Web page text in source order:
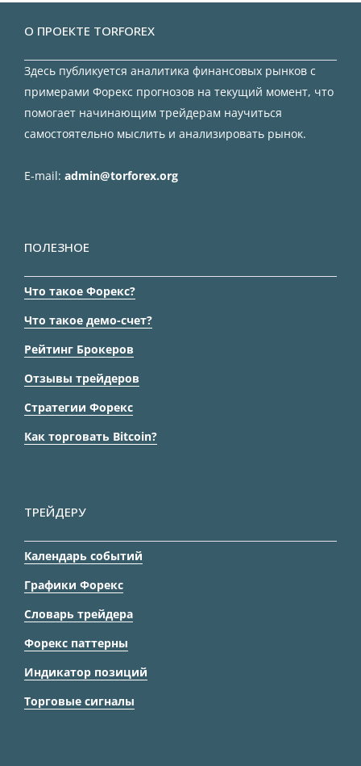
О ПРОЕКТЕ TORFOREX
Здесь публикуется аналитика финансовых рынков с
примерами Форекс прогнозов на текущий момент, что
помогает начинающим трейдерам научиться
самостоятельно мыслить и анализировать рынок.
E-mail: admin@torforex.org
ПОЛЕЗНОЕ
Что такое Форекс?
Что такое демо-счет?
Рейтинг Брокеров
Отзывы трейдеров
Стратегии Форекс
Как торговать Bitcoin?
ТРЕЙДЕРУ
Календарь событий
Графики Форекс
Словарь трейдера
Форекс паттерны
Индикатор позиций
Торговые сигналы